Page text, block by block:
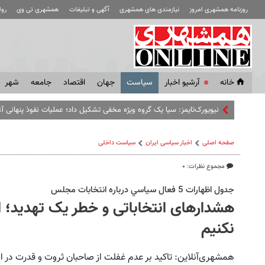
روزنامه همشهری امروز نیازمندی های همشهری آگهی و تبلیغات همشهری تی وی
خانه آرشیو اخبار سياست جهان اقتصاد جامعه شهر
صفحه اصلی اخبار سیاسی ایران سیاست داخلی
مجموع نظرات: ۰
جدول اظهارات 5 فعال سياسي درباره انتخابات مجلس
هشدارهای انتخاباتی و خطر یک
نکنیم
همشهری‌آنلاین: تاکید بر عدم غفلت از صاحبان ثروت و قدرت در